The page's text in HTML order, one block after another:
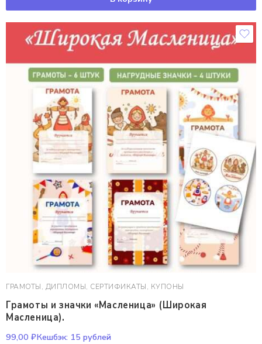
ГРАМОТЫ, ДИПЛОМЫ, СЕРТИФИКАТЫ, КУПОНЫ
Грамоты и значки «Масленица» (Широкая
Масленица).
99,00 ₽Кешбэк: 15 рублей